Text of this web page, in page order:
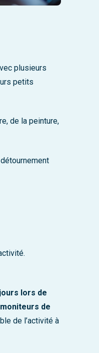
plusieurs
petits
de la peinture,
lors de
de
de l’activité à